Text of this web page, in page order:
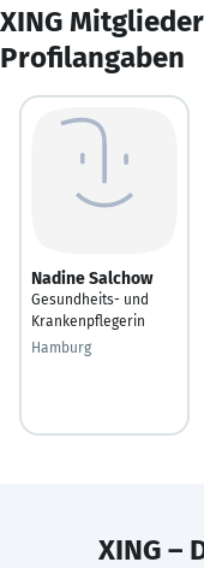
XING
Profilangaben
Nadine Salchow
Gesundheits- und
Krankenpflegerin
Hamburg
XING –